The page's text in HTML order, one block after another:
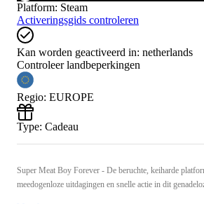
Platform: Steam
Activeringsgids controleren
Kan worden geactiveerd in: netherlands
Controleer landbeperkingen
Regio: EUROPE
Type: Cadeau
Super Meat Boy Forever - De beruchte, keiharde
meedogenloze uitdagingen en snelle actie in dit